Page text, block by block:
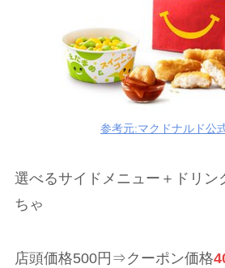
参考元:マクドナルド公
選べるサイドメニュー＋ドリン
ちゃ
店頭価格500円⇒クーポン価格